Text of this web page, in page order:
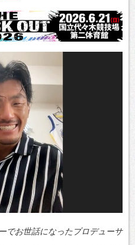
でお世話になったプロデューサ